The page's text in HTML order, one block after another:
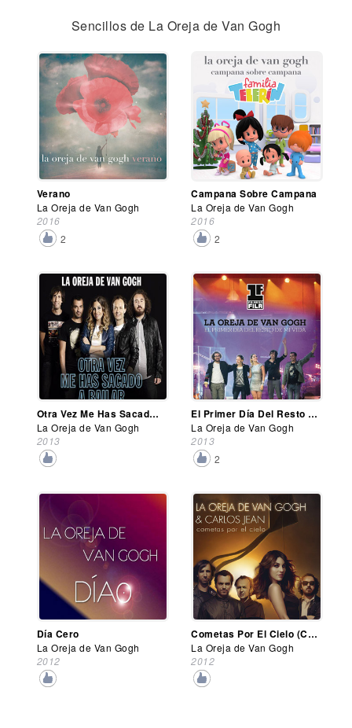
Sencillos de La Oreja de Van Gogh
Verano
La Oreja de Van Gogh
2016
2
Campana Sobre Campana
La Oreja de Van Gogh
2016
2
Otra Vez Me Has Sacado A Bailar
La Oreja de Van Gogh
2013
El Primer Día Del Resto De Mi Vida
La Oreja de Van Gogh
2013
2
Día Cero
La Oreja de Van Gogh
2012
Cometas Por El Cielo (Carlos Jean Remix)
La Oreja de Van Gogh
2012